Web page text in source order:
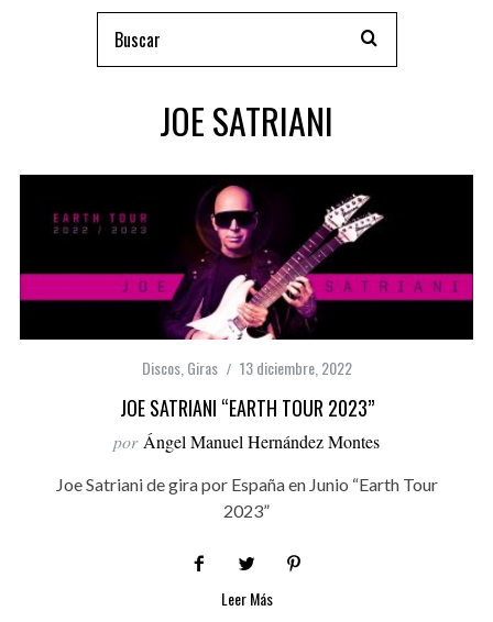
JOE SATRIANI
Discos,Giras 13 diciembre, 2022
JOE SATRIANI “EARTH TOUR 2023”
por Ángel Manuel Hernández Montes
Joe Satriani de gira por España en Junio “Earth Tour
2023”
Leer Más